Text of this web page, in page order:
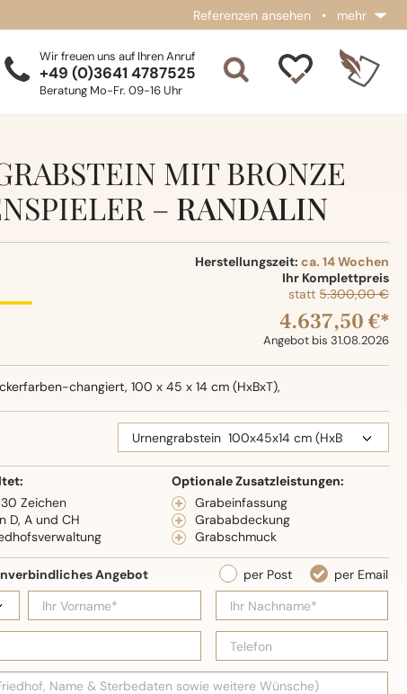
Referenzen ansehen • mehr
Wir freuen uns auf Ihren Anruf
+49 (0)3641 4787525
Beratung Mo-Fr. 09-16 Uhr
MIT BRONZE
– RANDALIN
Herstellungszeit: ca. 14 Wochen
Ihr Komplettpreis
statt 5.300,00 €
4.637,50 €*
Angebot bis 31.08.2026
changiert, 100 x 45 x 14 cm (HxBxT),
Zeichen
D, A und CH
Optionale Zusatzleistungen:
Grabeinfassung
Grababdeckung
Grabschmuck